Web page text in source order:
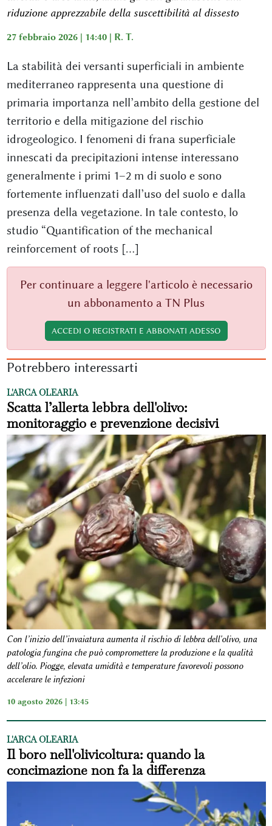
riduzione apprezzabile della suscettibilità al dissesto
27 febbraio 2026 | 14:40 | R. T.
La stabilità dei versanti superficiali in ambiente
mediterraneo rappresenta una questione di
primaria importanza nell’ambito della gestione del
territorio e della mitigazione del rischio
idrogeologico. I fenomeni di frana superficiale
innescati da precipitazioni intense interessano
generalmente i primi 1–2 m di suolo e sono
fortemente influenzati dall’uso del suolo e dalla
presenza della vegetazione. In tale contesto, lo
studio “Quantification of the mechanical
reinforcement of roots [...]
Per continuare a leggere l'articolo è necessario
un abbonamento a TN Plus
ACCEDI O REGISTRATI E ABBONATI ADESSO
Potrebbero interessarti
L'ARCA OLEARIA
Scatta l’allerta lebbra dell'olivo:
monitoraggio e prevenzione decisivi
Con l’inizio dell’invaiatura aumenta il rischio di lebbra dell'olivo, una
patologia fungina che può compromettere la produzione e la qualità
dell’olio. Piogge, elevata umidità e temperature favorevoli possono
accelerare le infezioni
10 agosto 2026 | 13:45
L'ARCA OLEARIA
Il boro nell'olivicoltura: quando la
concimazione non fa la differenza